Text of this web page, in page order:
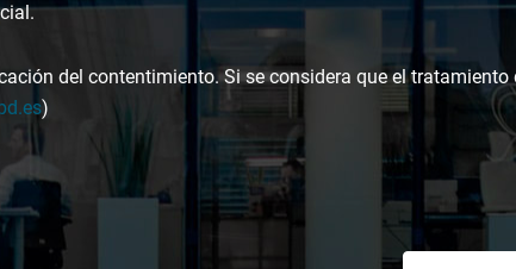
del contentimiento. Si se considera que el tratamiento
)